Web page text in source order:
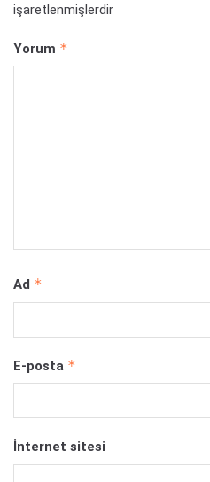
işaretlenmişlerdir
Yorum *
Ad *
E-posta *
İnternet sitesi